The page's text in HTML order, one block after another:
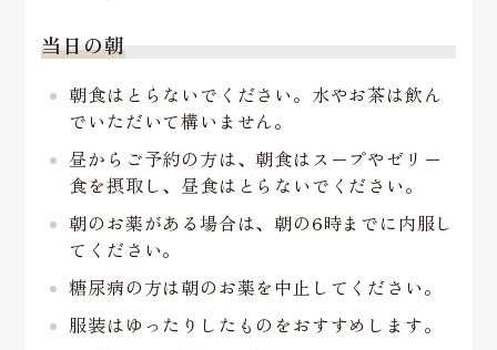
当日の朝
朝食はとらないでください。水やお茶は飲ん
でいただいて構いません。
昼からご予約の方は、朝食はスープやゼリー
食を摂取し、昼食はとらないでください。
朝のお薬がある場合は、朝の6時までに内服し
てください。
糖尿病の方は朝のお薬を中止してください。
服装はゆったりしたものをおすすめします。